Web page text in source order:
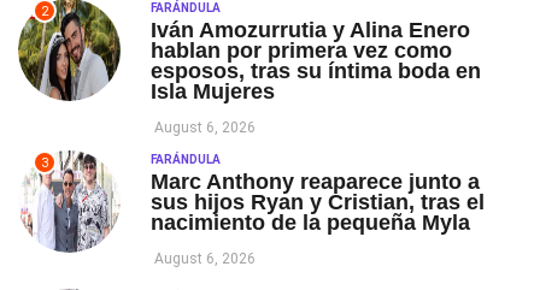
2 FARÁNDULA
Iván Amozurrutia y Alina Enero
hablan por primera vez como
esposos, tras su íntima boda en
Isla Mujeres
August 6, 2026
3 FARÁNDULA
Marc Anthony reaparece junto a
sus hijos Ryan y Cristian, tras el
nacimiento de la pequeña Myla
August 6, 2026